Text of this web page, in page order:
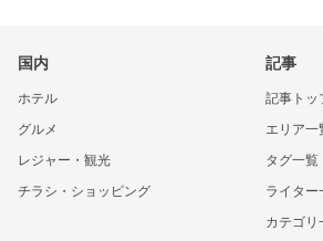
国内
ホテル
グルメ
レジャー・観光
チラシ・ショッピング
記事
記事トッ
エリア一
タグ一覧
ライター
カテゴリ